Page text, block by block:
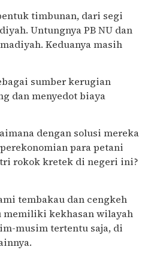
timbunan, dari segi
Untungnya PB NU dan
Keduanya masih
sumber kerugian
dan menyedot biaya
dengan solusi mereka
para petani
rokok kretek di negeri ini?
tembakau dan cengkeh
memiliki kekhasan wilayah
musim tertentu saja, di